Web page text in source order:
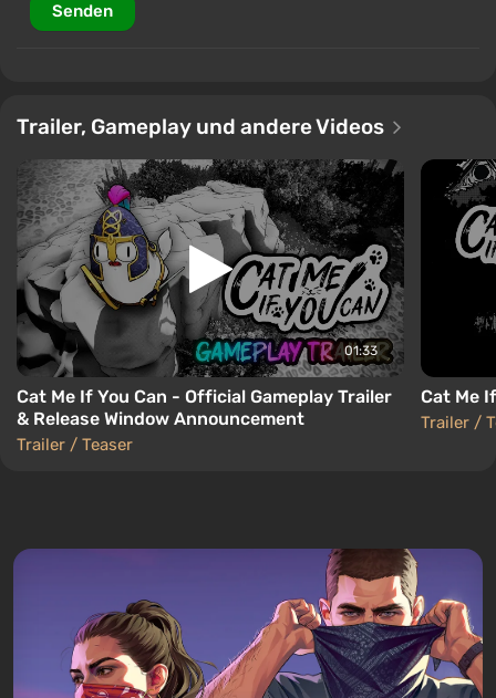
Senden
Trailer, Gameplay und andere Videos
01:33
Cat Me If You Can - Official Gameplay Trailer
& Release Window Announcement
Trailer / Teaser
Cat Me
Trailer /